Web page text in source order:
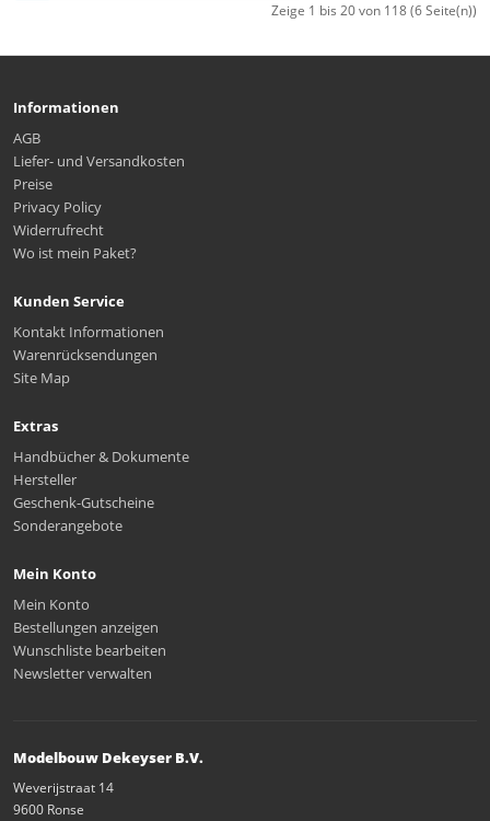
Zeige 1 bis 20 von 118 (6 Seite(n))
Informationen
AGB
Liefer- und Versandkosten
Preise
Privacy Policy
Widerrufrecht
Wo ist mein Paket?
Kunden Service
Kontakt Informationen
Warenrücksendungen
Site Map
Extras
Handbücher & Dokumente
Hersteller
Geschenk-Gutscheine
Sonderangebote
Mein Konto
Mein Konto
Bestellungen anzeigen
Wunschliste bearbeiten
Newsletter verwalten
Modelbouw Dekeyser B.V.
Weverijstraat 14
9600 Ronse